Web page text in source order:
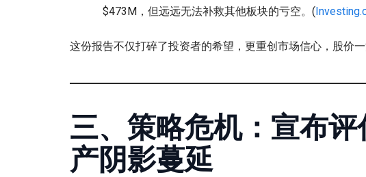
$473M，但远远无法补救其他板块的亏空。(
这份报告不仅打碎了投资者的希望，更重创市场信心，股价一
三、策略危机：宣布
产阴影蔓延